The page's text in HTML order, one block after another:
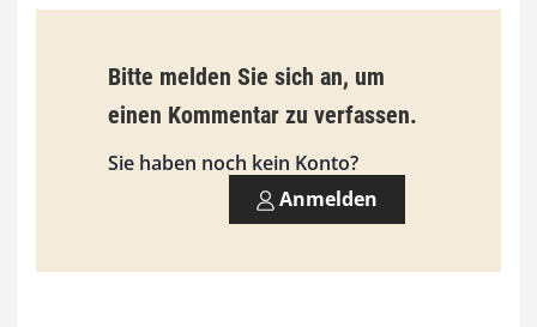
9
3
0
0
Bitte melden Sie sich an, um
einen Kommentar zu verfassen.
Sie haben noch kein Konto?
Anmelden